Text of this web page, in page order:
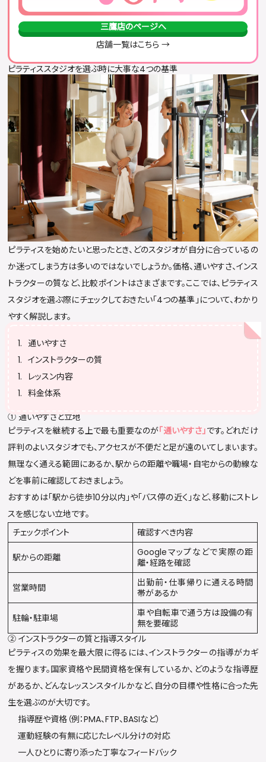
三鷹店のページへ
店舗一覧はこちら →
ピラティススタジオを選ぶ時に大事な4つの基準
ピラティスを始めたいと思ったとき、どのスタジオが自分に合っているの
か迷ってしまう方は多いのではないでしょうか。価格、通いやすさ、インス
トラクターの質など、比較ポイントはさまざまです。ここでは、ピラティス
スタジオを選ぶ際にチェックしておきたい「4つの基準」について、わかり
やすく解説します。
通いやすさ
インストラクターの質
レッスン内容
料金体系
① 通いやすさと立地
ピラティスを継続する上で最も重要なのが「通いやすさ」です。どれだけ
評判のよいスタジオでも、アクセスが不便だと足が遠のいてしまいます。
無理なく通える範囲にあるか、駅からの距離や職場・自宅からの動線な
どを事前に確認しておきましょう。
おすすめは「駅から徒歩10分以内」や「バス停の近く」など、移動にストレ
スを感じない立地です。
チェックポイント
確認すべき内容
駅からの距離
Googleマップなどで実際の距
離・経路を確認
営業時間
出勤前・仕事帰りに通える時間
帯があるか
駐輪・駐車場
車や自転車で通う方は設備の有
無を要確認
② インストラクターの質と指導スタイル
ピラティスの効果を最大限に得るには、インストラクターの指導がカギ
を握ります。国家資格や民間資格を保有しているか、どのような指導歴
があるか、どんなレッスンスタイルかなど、自分の目標や性格に合った先
生を選ぶのが大切です。
指導歴や資格（例：PMA、FTP、BASIなど）
運動経験の有無に応じたレベル分けの対応
一人ひとりに寄り添った丁寧なフィードバック